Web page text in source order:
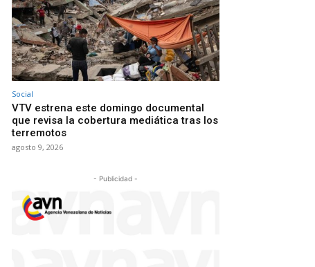
Social
VTV estrena este domingo documental
que revisa la cobertura mediática tras los
terremotos
agosto 9, 2026
- Publicidad -